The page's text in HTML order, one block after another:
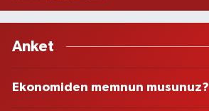
Anket
Ekonomiden memnun musunuz?